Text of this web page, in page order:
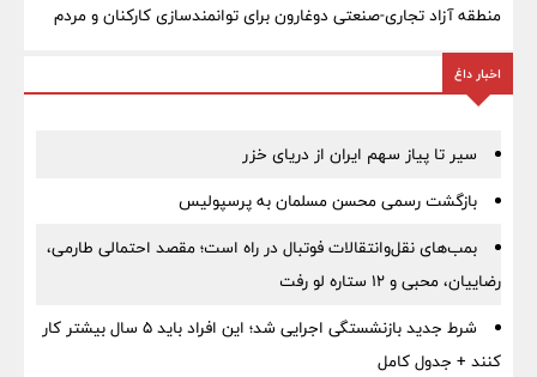
منطقه آزاد تجاری-صنعتی دوغارون برای توانمندسازی کارکنان و مردم
اخبار داغ
سیر تا پیاز سهم ایران از دریای خزر
بازگشت رسمی محسن مسلمان به پرسپولیس
بمب‌های نقل‌وانتقالات فوتبال در راه است؛ مقصد احتمالی طارمی،
رضاییان، محبی و ۱۲ ستاره لو رفت
شرط جدید بازنشستگی اجرایی شد؛ این افراد باید ۵ سال بیشتر کار
کنند + جدول کامل